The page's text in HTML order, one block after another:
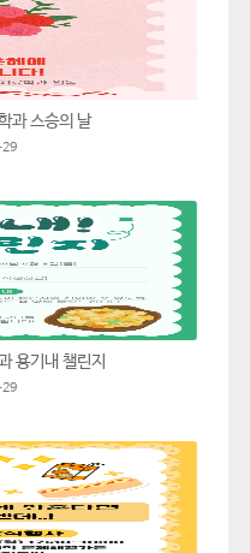
과 스승의 날
용기내 챌린지